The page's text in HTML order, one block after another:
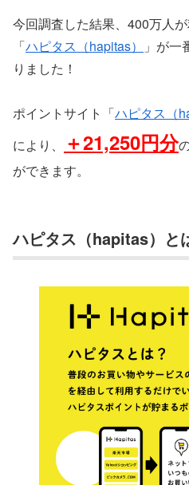
今回調査した結果、400万人
「ハピタス（hapitas）
」が
りました！
ポイントサイト「ハピタス（
により、
＋21,250円分
ができます。
ハピタス（hapitas）と